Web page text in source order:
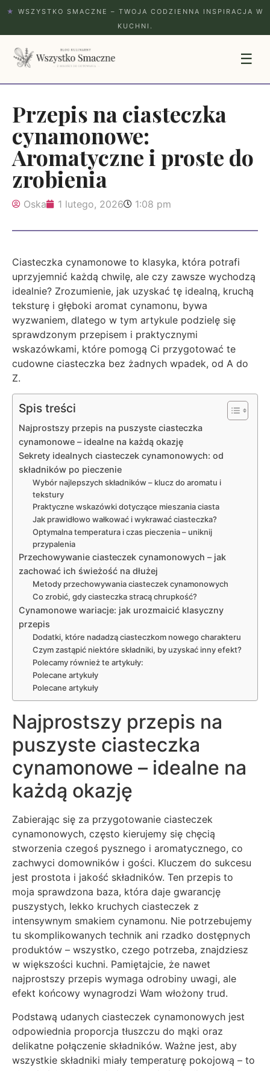
★
WSZYSTKO SMACZNE – TWOJA CODZIENNA INSPIRACJA W
KUCHNI.
☰
Przepis na ciasteczka
cynamonowe:
Aromatyczne i proste do
zrobienia
Oska 1 lutego, 2026 1:08 pm
Ciasteczka cynamonowe to klasyka, która potrafi
uprzyjemnić każdą chwilę, ale czy zawsze wychodzą
idealnie? Zrozumienie, jak uzyskać tę idealną, kruchą
teksturę i głęboki aromat cynamonu, bywa
wyzwaniem, dlatego w tym artykule podzielę się
sprawdzonym przepisem i praktycznymi
wskazówkami, które pomogą Ci przygotować te
cudowne ciasteczka bez żadnych wpadek, od A do
Z.
Spis treści
Najprostszy przepis na puszyste ciasteczka
cynamonowe – idealne na każdą okazję
Sekrety idealnych ciasteczek cynamonowych: od
składników po pieczenie
Wybór najlepszych składników – klucz do aromatu i
tekstury
Praktyczne wskazówki dotyczące mieszania ciasta
Jak prawidłowo wałkować i wykrawać ciasteczka?
Optymalna temperatura i czas pieczenia – uniknij
przypalenia
Przechowywanie ciasteczek cynamonowych – jak
zachować ich świeżość na dłużej
Metody przechowywania ciasteczek cynamonowych
Co zrobić, gdy ciasteczka stracą chrupkość?
Cynamonowe wariacje: jak urozmaicić klasyczny
przepis
Dodatki, które nadadzą ciasteczkom nowego charakteru
Czym zastąpić niektóre składniki, by uzyskać inny efekt?
Polecamy również te artykuły:
Polecane artykuły
Polecane artykuły
Najprostszy przepis na
puszyste ciasteczka
cynamonowe – idealne na
każdą okazję
Zabierając się za przygotowanie ciasteczek
cynamonowych, często kierujemy się chęcią
stworzenia czegoś pysznego i aromatycznego, co
zachwyci domowników i gości. Kluczem do sukcesu
jest prostota i jakość składników. Ten przepis to
moja sprawdzona baza, która daje gwarancję
puszystych, lekko kruchych ciasteczek z
intensywnym smakiem cynamonu. Nie potrzebujemy
tu skomplikowanych technik ani rzadko dostępnych
produktów – wszystko, czego potrzeba, znajdziesz
w większości kuchni. Pamiętajcie, że nawet
najprostszy przepis wymaga odrobiny uwagi, ale
efekt końcowy wynagrodzi Wam włożony trud.
Podstawą udanych ciasteczek cynamonowych jest
odpowiednia proporcja tłuszczu do mąki oraz
delikatne połączenie składników. Ważne jest, aby
wszystkie składniki miały temperaturę pokojową – to